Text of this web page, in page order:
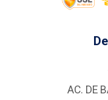
AC. DE